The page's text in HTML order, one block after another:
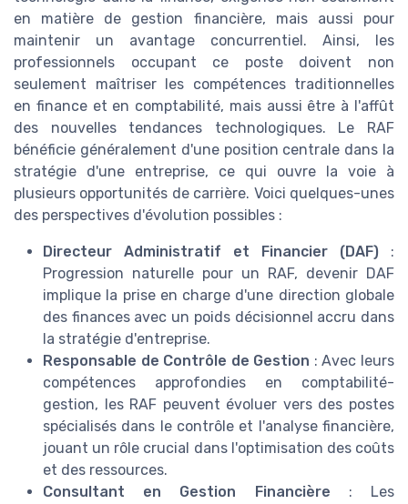
en matière de gestion financière, mais aussi pour
maintenir un avantage concurrentiel. Ainsi, les
professionnels occupant ce poste doivent non
seulement maîtriser les compétences traditionnelles
en finance et en comptabilité, mais aussi être à l'affût
des nouvelles tendances technologiques. Le RAF
bénéficie généralement d'une position centrale dans la
stratégie d'une entreprise, ce qui ouvre la voie à
plusieurs opportunités de carrière. Voici quelques-unes
des perspectives d'évolution possibles :
Directeur Administratif et Financier (DAF) :
Progression naturelle pour un RAF, devenir DAF
implique la prise en charge d'une direction globale
des finances avec un poids décisionnel accru dans
la stratégie d'entreprise.
Responsable de Contrôle de Gestion : Avec leurs
compétences approfondies en comptabilité-
gestion, les RAF peuvent évoluer vers des postes
spécialisés dans le contrôle et l'analyse financière,
jouant un rôle crucial dans l'optimisation des coûts
et des ressources.
Consultant en Gestion Financière : Les